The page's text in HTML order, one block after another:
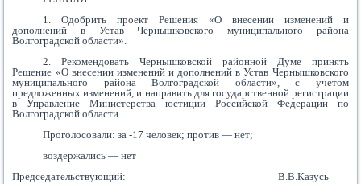
1. Одобрить проект Решения «О внесении изменений и
дополнений в Устав Чернышковского муниципального района
Волгоградской области».
2. Рекомендовать Чернышковской районной Думе принять
Решение «О внесении изменений и дополнений в Устав Чернышковского
муниципального района Волгоградской области», с учетом
предложенных изменений, и направить для государственной регистрации
в Управление Министерства юстиции Российской Федерации по
Волгоградской области.
Проголосовали: за -17 человек; против — нет;
воздержались — нет
Председательствующий: В.В.Казусь